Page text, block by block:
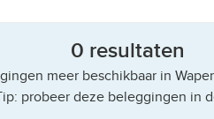
0 resultaten
meer beschikbaar in
probeer deze beleggingen in